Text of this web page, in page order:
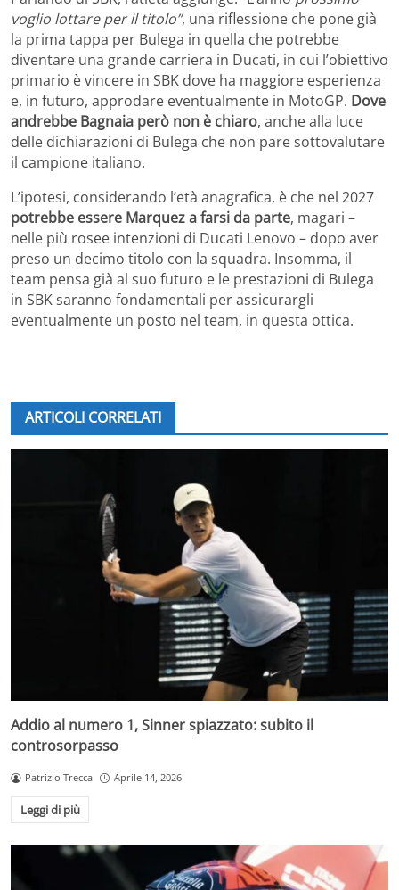
voglio lottare per il titolo”, una riflessione che pone già
la prima tappa per Bulega in quella che potrebbe
diventare una grande carriera in Ducati, in cui l’obiettivo
primario è vincere in SBK dove ha maggiore esperienza
e, in futuro, approdare eventualmente in MotoGP. Dove
andrebbe Bagnaia però non è chiaro, anche alla luce
delle dichiarazioni di Bulega che non pare sottovalutare
il campione italiano.
L’ipotesi, considerando l’età anagrafica, è che nel 2027
potrebbe essere Marquez a farsi da parte, magari –
nelle più rosee intenzioni di Ducati Lenovo – dopo aver
preso un decimo titolo con la squadra. Insomma, il
team pensa già al suo futuro e le prestazioni di Bulega
in SBK saranno fondamentali per assicurargli
eventualmente un posto nel team, in questa ottica.
ARTICOLI CORRELATI
Addio al numero 1, Sinner spiazzato: subito il
controsorpasso
Patrizio Trecca Aprile 14, 2026
Leggi di più